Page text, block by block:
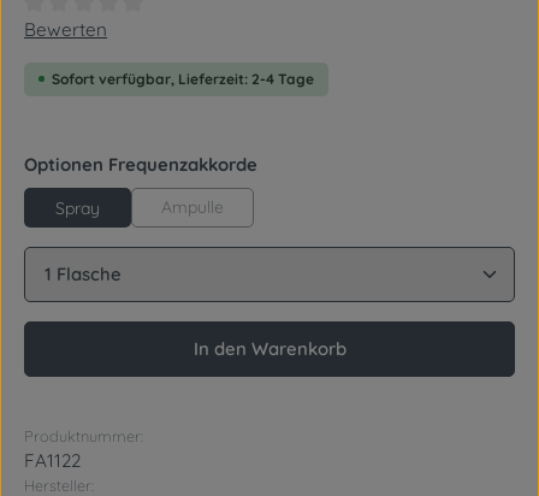
Durchschnittliche Bewertung von 0 von 5 Sternen
Bewerten
Sofort verfügbar, Lieferzeit: 2-4 Tage
Optionen Frequenzakkorde
Spray Ampulle
Produkt Anzahl: Gib den gewünschten Wert ein
In den Warenkorb
Produktnummer:
FA1122
Hersteller: